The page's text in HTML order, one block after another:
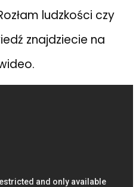
ludzkości czy
znajdziecie na